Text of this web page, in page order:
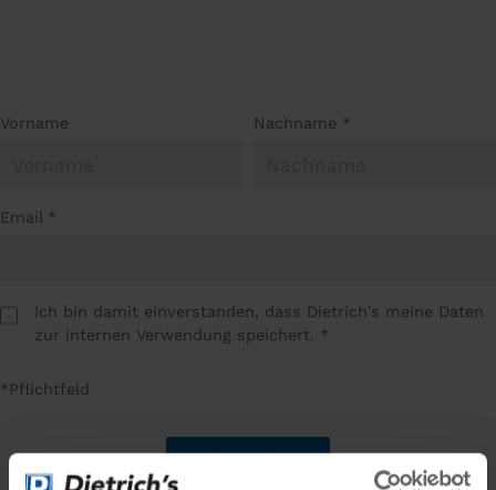
Vorname Nachname *
Email *
Ich bin damit einverstanden, dass Dietrich's meine Daten
zur internen Verwendung speichert. *
*Pflichtfeld
Absenden